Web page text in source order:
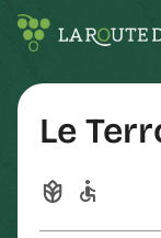
Aller
Le